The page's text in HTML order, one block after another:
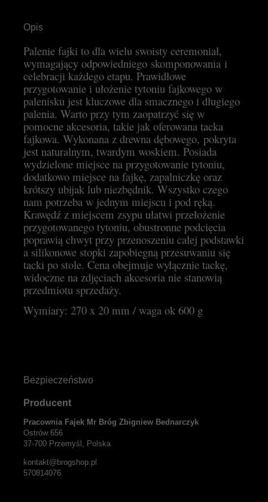
Opis
Palenie fajki to dla wielu swoisty ceremoniał,
wymagający odpowiedniego skomponowania i
celebracji każdego etapu. Prawidłowe
przygotowanie i ułożenie tytoniu fajkowego w
palenisku jest kluczowe dla smacznego i długiego
palenia. Warto przy tym zaopatrzyć się w
pomocne akcesoria, takie jak oferowana tacka
fajkowa. Wykonana z drewna dębowego, pokryta
jest naturalnym, twardym woskiem. Posiada
wydzielone miejsce na przygotowanie tytoniu,
dodatkowo miejsce na fajkę, zapalniczkę oraz
krótszy ubijak lub niezbędnik. Wszystko czego
nam potrzeba w jednym miejscu i pod ręką.
Krawędź z miejscem zsypu ułatwi przełożenie
przygotowanego tytoniu, obustronne podcięcia
poprawią chwyt przy przenoszeniu całej podstawki
a silikonowe stopki zapobiegną przesuwaniu się
tacki po stole. Cena obejmuje wyłącznie tackę,
widoczne na zdjęciach akcesoria nie stanowią
przedmiotu sprzedaży.
Wymiary: 270 x 20 mm / waga ok 600 g
Bezpieczeństwo
Producent
Pracownia Fajek Mr Bróg Zbigniew Bednarczyk
Ostrów 656
37-700 Przemyśl, Polska
kontakt@brogshop.pl
570814076